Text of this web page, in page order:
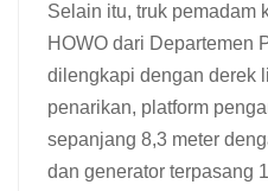
Selain itu, truk pemadam
HOWO dari Departemen
dilengkapi dengan derek
penarikan, platform
sepanjang 8,3 meter
dan generator terpasang